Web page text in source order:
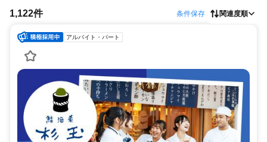
1,122件 条件保存 関連度順
アルバイト・パート